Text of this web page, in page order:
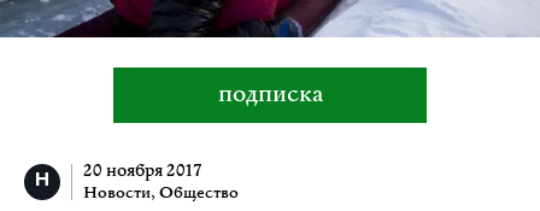
подписка
20 ноября 2017
Новости, Общество